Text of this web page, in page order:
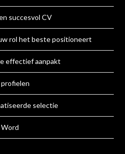
succesvol CV
rol het beste positioneert
effectief aanpakt
selectie